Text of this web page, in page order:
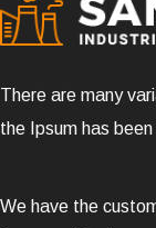
There are many
the Ipsum has
We have the